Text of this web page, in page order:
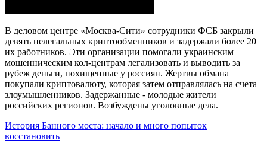
В деловом центре «Москва-Сити» сотрудники ФСБ закрыли
девять нелегальных криптообменников и задержали более 20
их работников. Эти организации помогали украинским
мошенническим кол-центрам легализовать и выводить за
рубеж деньги, похищенные у россиян. Жертвы обмана
покупали криптовалюту, которая затем отправлялась на счета
злоумышленников. Задержанные - молодые жители
российских регионов. Возбуждены уголовные дела.
История Банного моста: начало и много попыток
восстановить